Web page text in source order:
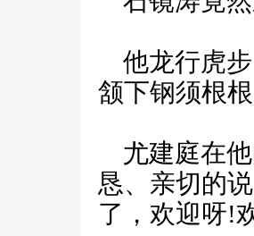
他龙行虎步
颔下钢须根
尤建庭在他
恳、亲切的
了，欢迎呀!